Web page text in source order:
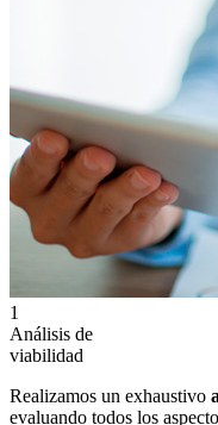
1
Análisis de
viabilidad
Realizamos un exhaustivo
evaluando todos los